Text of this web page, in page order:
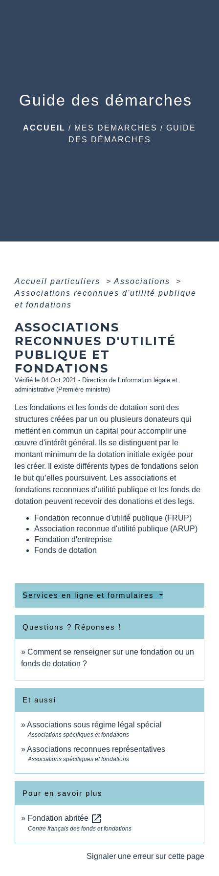
Guide des démarches
ACCUEIL / MES DEMARCHES / GUIDE
DES DÉMARCHES
Accueil particuliers > Associations
>
Associations reconnues d'utilité publique
et fondations
ASSOCIATIONS
RECONNUES D'UTILITÉ
PUBLIQUE ET
FONDATIONS
Vérifié le 04 Oct 2021 - Direction de l'information légale et
administrative (Première ministre)
Les fondations et les fonds de dotation sont des
structures créées par un ou plusieurs donateurs qui
mettent en commun un capital pour accomplir une
œuvre d'intérêt général. Ils se distinguent par le
montant minimum de la dotation initiale exigée pour
les créer. Il existe différents types de fondations selon
le but qu’elles poursuivent. Les associations et
fondations reconnues d'utilité publique et les fonds de
dotation peuvent recevoir des donations et des legs.
Fondation reconnue d'utilité publique (FRUP)
Association reconnue d'utilité publique (ARUP)
Fondation d'entreprise
Fonds de dotation
Services en ligne et formulaires
Questions ? Réponses !
Comment se renseigner sur une fondation ou un
fonds de dotation ?
Et aussi
Associations sous régime légal spécial
Associations spécifiques et fondations
Associations reconnues représentatives
Associations spécifiques et fondations
Pour en savoir plus
Fondation abritée open_in_new
Centre français des fonds et fondations
Signaler une erreur sur cette page